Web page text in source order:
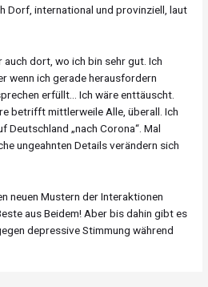
Dorf, international und provinziell, laut
dort, wo ich bin sehr gut. Ich
wenn ich gerade herausfordern
erfüllt… Ich wäre enttäuscht.
betrifft mittlerweile Alle, überall. Ich
Deutschland „nach Corona“. Mal
ungeahnten Details verändern sich
neuen Mustern der Interaktionen
aus Beidem! Aber bis dahin gibt es
depressive Stimmung während